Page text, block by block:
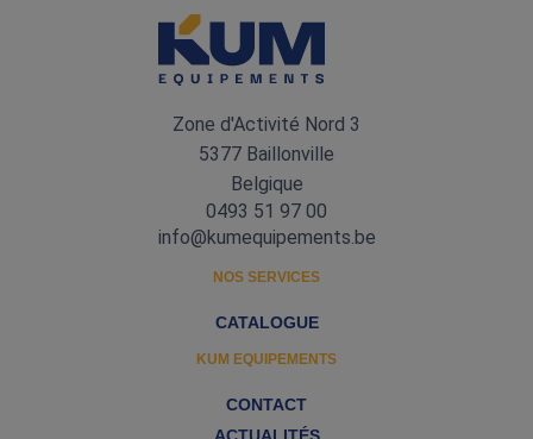
Zone d'Activité Nord 3
5377 Baillonville
Belgique
0493 51 97 00
info@kumequipements.be
NOS SERVICES
CATALOGUE
KUM EQUIPEMENTS
CONTACT